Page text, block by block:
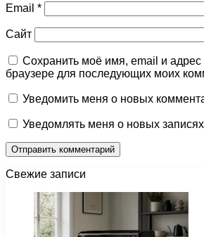
Email *
Сайт
Сохранить моё имя, email и адрес
браузере для последующих моих
Уведомить меня о новых
Уведомлять меня о новых
Свежие записи